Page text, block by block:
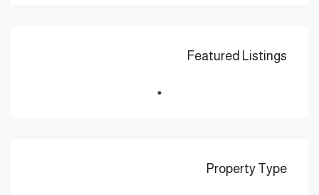
Featured Listings
Property Type